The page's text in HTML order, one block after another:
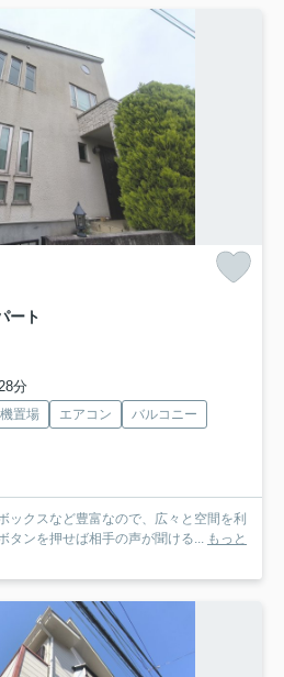
ート
分
置場 エアコン
バルコニー
ックスなど豊富なので、広々と空間を利
タンを押せば相手の声が聞ける... もっと